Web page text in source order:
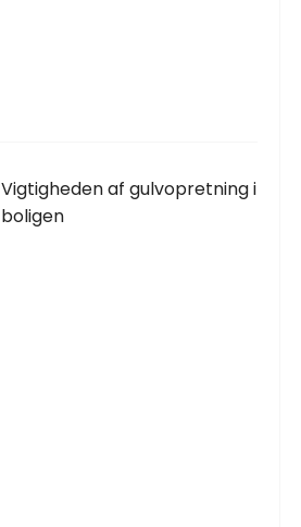
Vigtigheden af gulvopretning i
boligen